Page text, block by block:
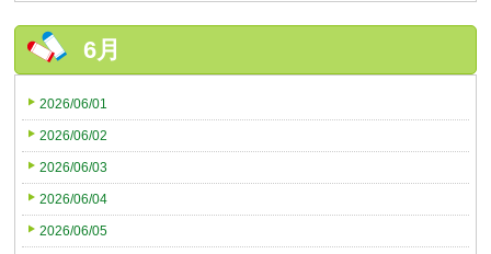
6月
2026/06/01
2026/06/02
2026/06/03
2026/06/04
2026/06/05